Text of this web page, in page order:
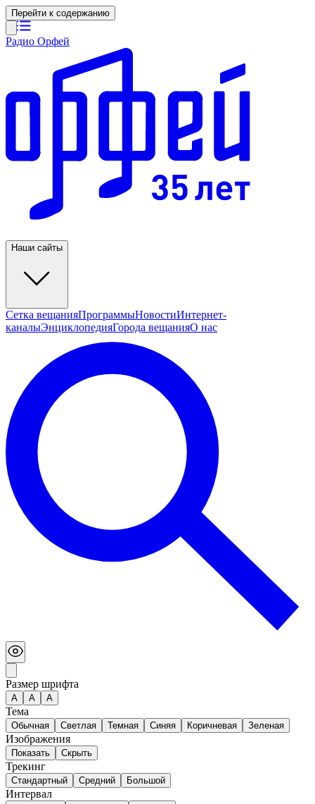
Перейти к содержанию
Радио Орфей
Наши сайты
Сетка вещанияПрограммыНовостиИнтернет-
каналыЭнциклопедияГорода вещанияО нас
Размер шрифта
А A A
Тема
Обычная Светлая Темная Синяя Коричневая Зеленая
Изображения
Показать Скрыть
Трекинг
Стандартный Средний Большой
Интервал